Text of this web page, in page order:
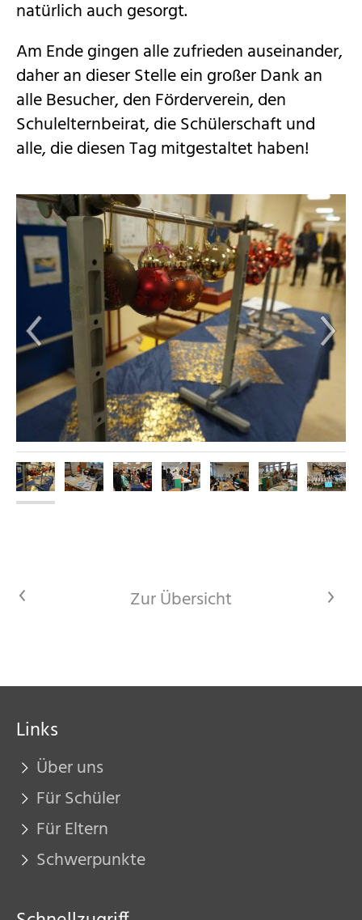
natürlich auch gesorgt.
Am Ende gingen alle zufrieden auseinander,
daher an dieser Stelle ein großer Dank an
alle Besucher, den Förderverein, den
Schulelternbeirat, die Schülerschaft und
alle, die diesen Tag mitgestaltet haben!
< Zur Übersicht >
Links
Über uns
Für Schüler
Für Eltern
Schwerpunkte